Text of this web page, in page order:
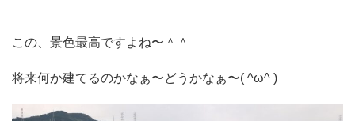
この、景色最高ですよね〜＾＾
将来何か建てるのかなぁ〜どうかなぁ〜( ^ω^ )